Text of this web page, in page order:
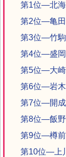
第1位―北海
第2位―亀田
第3位―竹駒
第4位―盛岡
第5位―大崎
第6位―岩木
第7位―開成
第8位―飯野
第9位―樽前
第10位―上